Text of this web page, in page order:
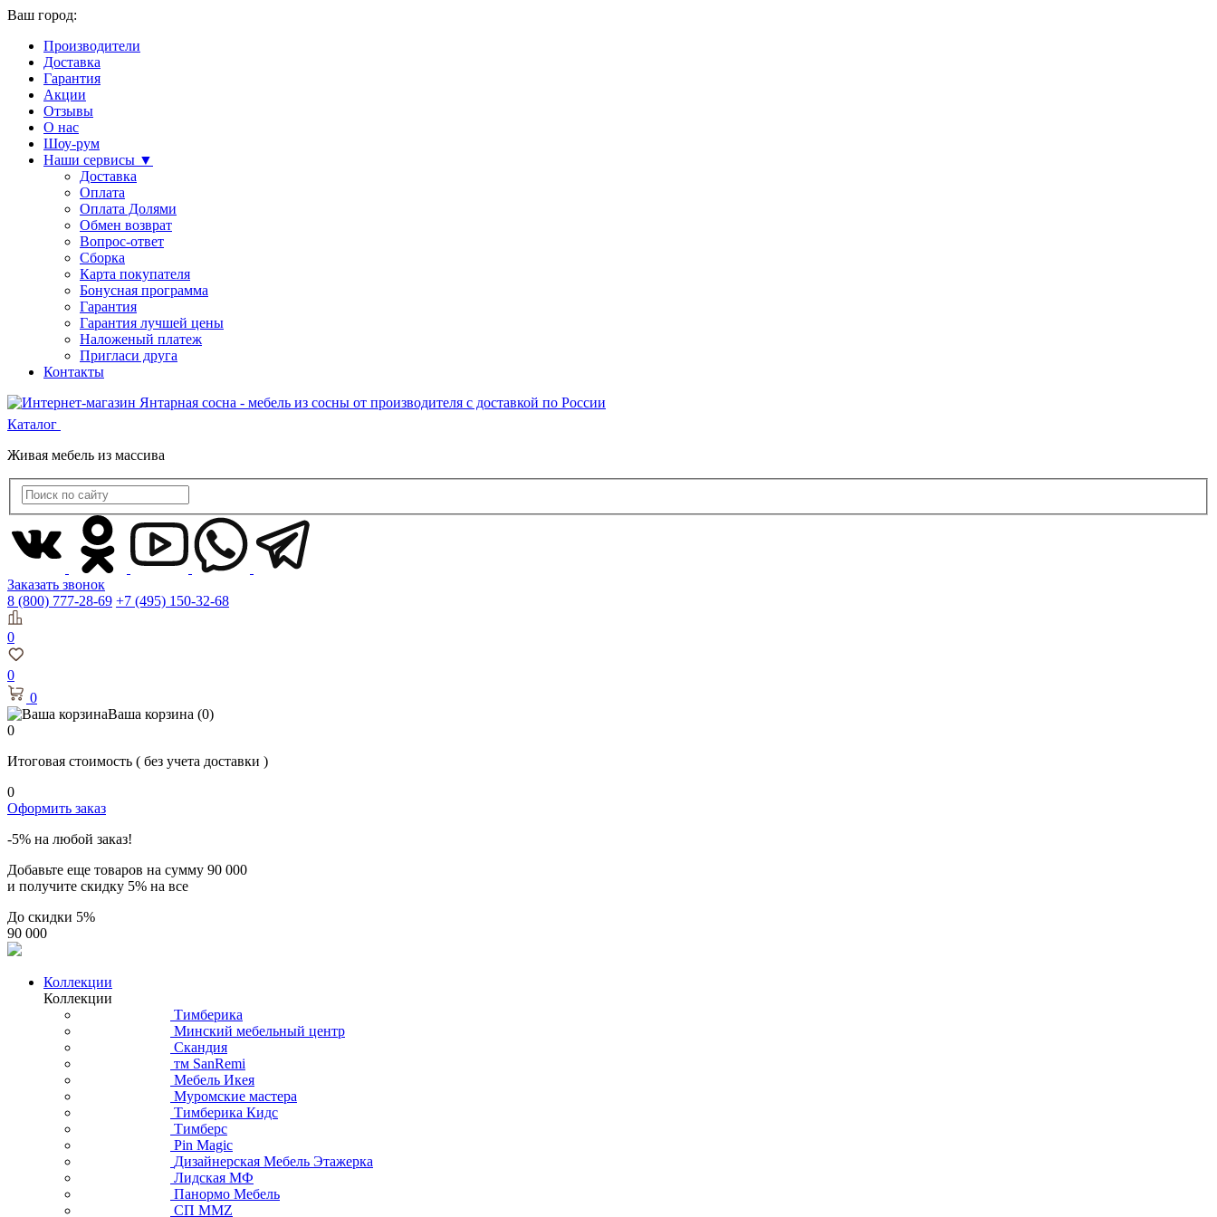
Ваш город:
Производители
Доставка
Гарантия
Акции
Отзывы
О нас
Шоу-рум
Наши сервисы ▼
Доставка
Оплата
Оплата Долями
Обмен возврат
Вопрос-ответ
Сборка
Карта покупателя
Бонусная программа
Гарантия
Гарантия лучшей цены
Наложеный платеж
Пригласи друга
Контакты
Каталог
Живая мебель из массива
Заказать звонок
8 (800) 777-28-69 +7 (495) 150-32-68
0
0
0
Ваша корзина (0)
0
Итоговая стоимость ( без учета доставки )
0
Оформить заказ
-5% на любой заказ!
Добавьте еще товаров на сумму 90 000
и получите скидку 5% на все
До скидки 5%
90 000
Коллекции
Коллекции
Тимберика
Минский мебельный центр
Скандия
тм SanRemi
Мебель Икея
Муромские мастера
Тимберика Кидс
Тимберс
Pin Magic
Дизайнерская Мебель Этажерка
Лидская МФ
Панормо Мебель
СП ММZ